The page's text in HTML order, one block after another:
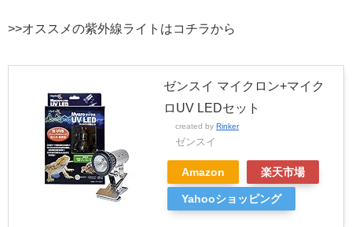
>>オススメの紫外線ライトはコチラから
ゼンスイ マイクロン+マイク
ロUV LEDセット
created by Rinker
ゼンスイ
Amazon 楽天市場
Yahooショッピング